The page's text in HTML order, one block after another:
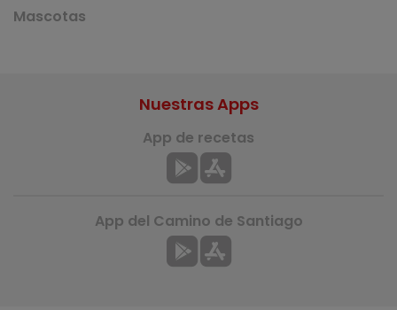
Mascotas
Nuestras Apps
App de recetas
App del Camino de Santiago